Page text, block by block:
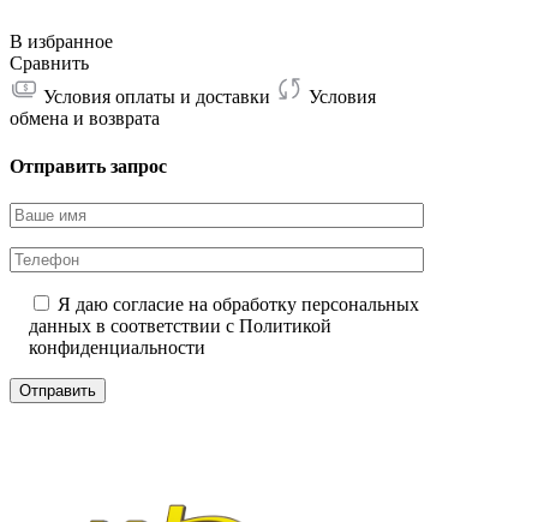
В избранное
Сравнить
Условия оплаты и доставки
Условия
обмена и возврата
Отправить запрос
Я даю согласие на обработку персональных
данных в соответствии с Политикой
конфиденциальности